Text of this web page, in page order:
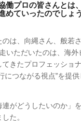
働プロの皆さんとは
めていったのでしょう
は、向縄さん、般若
いただいたのは、海外
てきたプロフェッショ
につながる視点”を提
がどうしたいのか」
た。